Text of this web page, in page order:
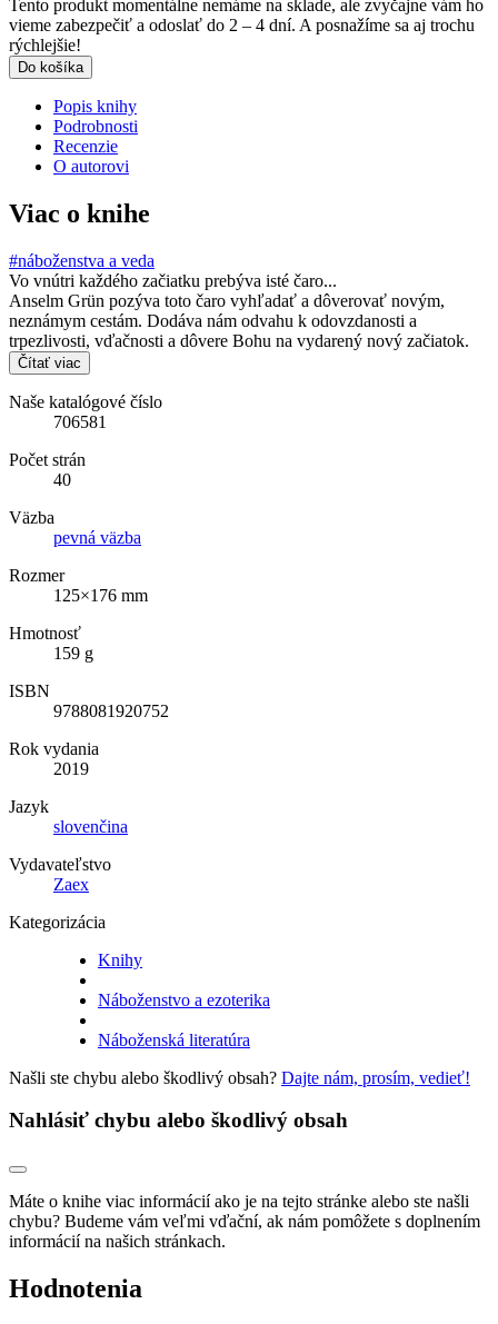
Tento produkt momentálne nemáme na sklade, ale zvyčajne vám ho
vieme zabezpečiť a odoslať do 2 – 4 dní. A posnažíme sa aj trochu
rýchlejšie!
Do košíka
Popis knihy
Podrobnosti
Recenzie
O autorovi
Viac o knihe
#náboženstva a veda
Vo vnútri každého začiatku prebýva isté čaro...
Anselm Grün pozýva toto čaro vyhľadať a dôverovať novým,
neznámym cestám. Dodáva nám odvahu k odovzdanosti a
trpezlivosti, vďačnosti a dôvere Bohu na vydarený nový začiatok.
Čítať viac
Naše katalógové číslo
706581
Počet strán
40
Väzba
pevná väzba
Rozmer
125×176 mm
Hmotnosť
159 g
ISBN
9788081920752
Rok vydania
2019
Jazyk
slovenčina
Vydavateľstvo
Zaex
Kategorizácia
Knihy
Náboženstvo a ezoterika
Náboženská literatúra
Našli ste chybu alebo škodlivý obsah? Dajte nám, prosím, vedieť!
Nahlásiť chybu alebo škodlivý obsah
Máte o knihe viac informácií ako je na tejto stránke alebo ste našli
chybu? Budeme vám veľmi vďační, ak nám pomôžete s doplnením
informácií na našich stránkach.
Hodnotenia